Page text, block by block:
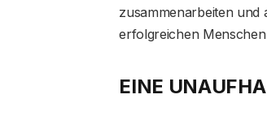
zusammenarbeiten und
erfolgreichen
EINE